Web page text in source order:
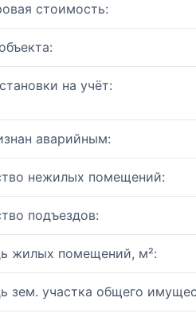
стоимость:
на учёт:
аварийным:
нежилых помещений:
подъездов:
жилых помещений, м²:
зем. участка общего